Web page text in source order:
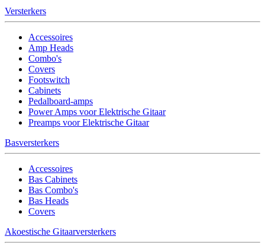
Versterkers
Accessoires
Amp Heads
Combo's
Covers
Footswitch
Cabinets
Pedalboard-amps
Power Amps voor Elektrische Gitaar
Preamps voor Elektrische Gitaar
Basversterkers
Accessoires
Bas Cabinets
Bas Combo's
Bas Heads
Covers
Akoestische Gitaarversterkers